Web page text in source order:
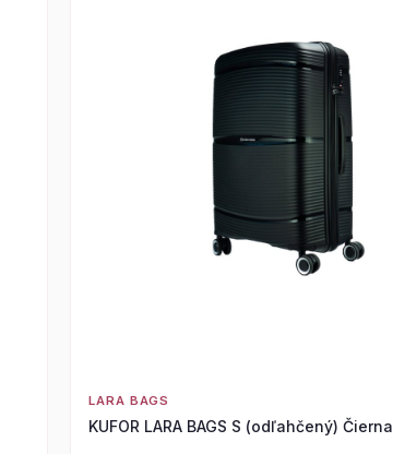
LARA BAGS
KUFOR LARA BAGS S (odľahčený) Čierna